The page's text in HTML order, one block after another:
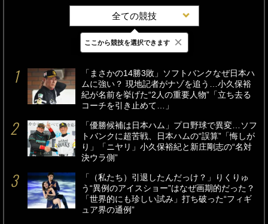
全ての競技
最新 24時間 週間
「まさかの14勝3敗」ソフトバンクなぜ日本ハ
ムに強い？ 現地記者がナゾを追う…小久保裕
紀が名前を挙げた“2人の重要人物”「立ち去る
コーチを引き止めて…」
「優勝候補は日本ハム」プロ野球で異変…ソフ
トバンクに超苦戦、日本ハムの“誤算”「悔しが
り」「ニヤリ」小久保裕紀と新庄剛志の“名対
決ウラ側”
「（私たち）引退したんだっけ？」りくりゅ
う“異例のアイスショー”はなぜ画期的だった？
「世界的にも珍しい試み」打ち破った“フィギ
ュア界の通例”
ここから競技を選択できます ×